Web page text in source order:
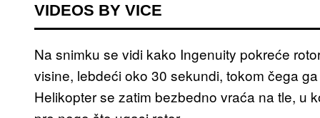
VIDEOS BY VICE
Na snimku se vidi kako Ingenuity pokreće
visine, lebdeći oko 30 sekundi, tokom čega
Helikopter se zatim bezbedno vraća na tle, u